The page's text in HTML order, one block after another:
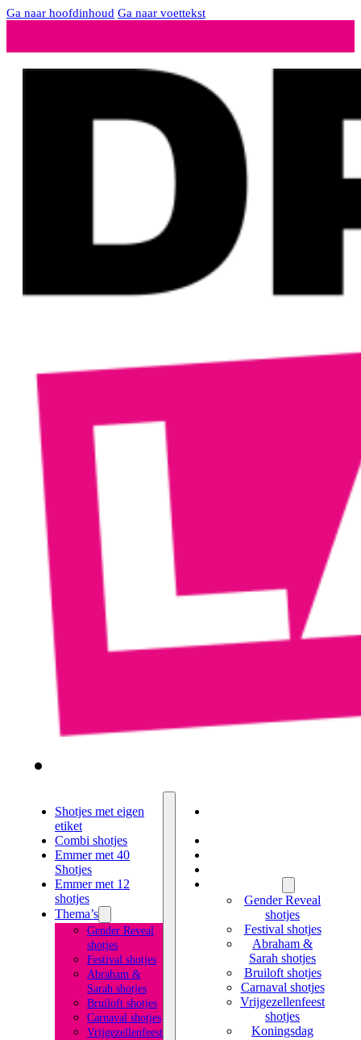
Ga naar hoofdinhoud Ga naar voettekst
Shotjes met eigen
etiket
Combi shotjes
Emmer met 40
Shotjes
Emmer met 12
shotjes
Thema’s
Gender Reveal
shotjes
Festival shotjes
Abraham &
Sarah shotjes
Bruiloft shotjes
Carnaval shotjes
Vrijgezellenfeest
Gender Reveal
shotjes
Festival shotjes
Abraham &
Sarah shotjes
Bruiloft shotjes
Carnaval shotjes
Vrijgezellenfeest
shotjes
Koningsdag